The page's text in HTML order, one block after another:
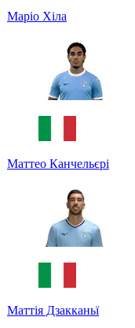
Маріо Хіла
Маттео Канчельєрі
Маттія Дзакканьї